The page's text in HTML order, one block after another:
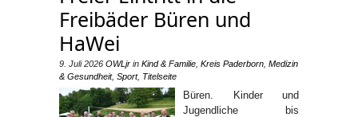
Freibäder Büren und
HaWei
9. Juli 2026 OWLjr in Kind & Familie Kreis Paderborn Medizin
& Gesundheit, Sport, Titelseite
Büren. Kinder und
Jugendliche bis